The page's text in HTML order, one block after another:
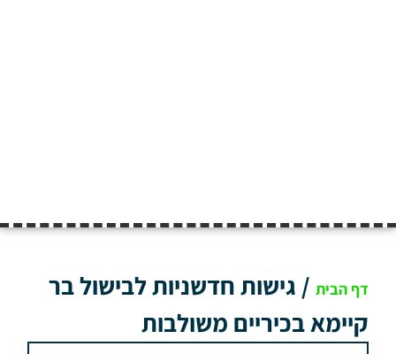
דף הבית / גישות חדשניות לבישול בר
קיימא בכיריים משולבות